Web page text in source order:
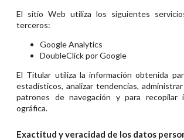
El sitio Web utiliza los siguientes
terceros:
Google Analytics
DoubleClick por Google
El Titular utiliza la información obtenida
estadísticos, analizar tendencias,
patrones de navegación y para recopilar
ográfica.
Exactitud y veracidad de los datos